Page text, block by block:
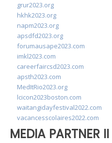
grur2023.org
hkhk2023.org
napm2023.org
apsdfd2023.org
forumausape2023.com
imkl2023.com
careerfaircsd2023.com
apsth2023.com
MedItRio2023.org
lcicon2023boston.com
waitangidayfestival2022.com
vacancesscolaires2022.com
MEDIA PARTNER II